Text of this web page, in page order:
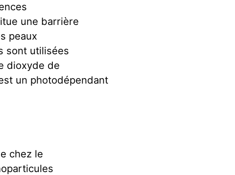
une barrière
peaux
sont utilisées
dioxyde de
un photodépendant
chez le